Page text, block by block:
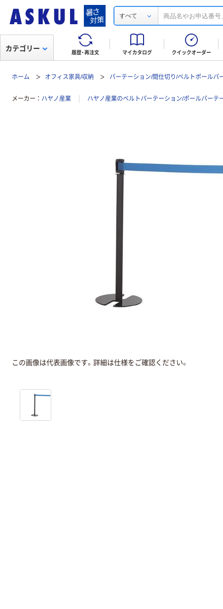
すべて
履歴・再注文 マイカタログ クイックオーダー
カテゴリー
ホーム オフィス家具/収納 パーテーション/間仕切り/ベルトポールパ
メーカー ハヤノ産業 ハヤノ産業のベルトパーテーション/ポールパーテ
この画像は代表画像です。詳細は仕様をご確認ください。